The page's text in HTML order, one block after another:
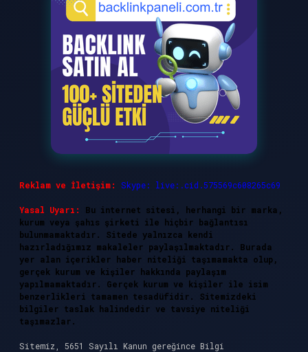
Reklam ve İletişim: Skype: live:.cid.575569c608265c69
Yasal Uyarı:
Bu internet sitesi, herhangi bir marka,
kurum veya şahıs şirketi ile hiçbir bağlantısı
bulunmamaktadır. Sitede yalnızca kendi
hazırladığımız makaleler paylaşılmaktadır. Burada
yer alan içerikler haber niteliği taşımamakta olup,
gerçek kurum ve kişiler hakkında paylaşım
yapılmamaktadır. Gerçek kurum ve kişiler ile isim
benzerlikleri tamamen tesadüfidir. Sitemizdeki
bilgiler taslak halindedir ve tavsiye niteliği
taşımazlar.
Sitemiz, 5651 Sayılı Kanun gereğince Bilgi